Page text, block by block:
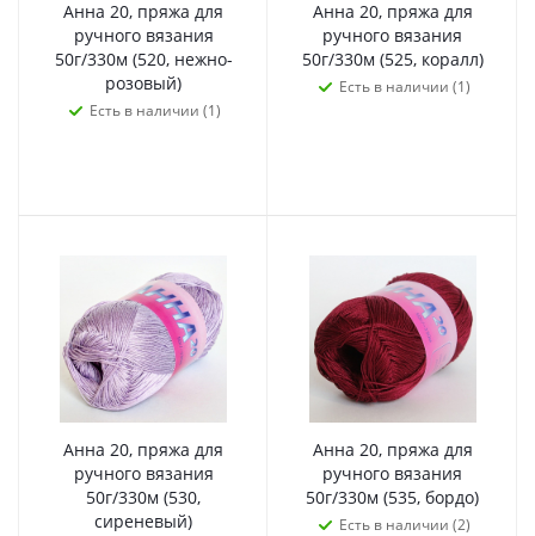
Анна 20, пряжа для
ручного вязания
50г/330м (520, нежно-
розовый)
Есть в наличии (1)
Анна 20, пряжа для
ручного вязания
50г/330м (525, коралл)
Есть в наличии (1)
Анна 20, пряжа для
ручного вязания
50г/330м (530,
сиреневый)
Анна 20, пряжа для
ручного вязания
50г/330м (535, бордо)
Есть в наличии (2)